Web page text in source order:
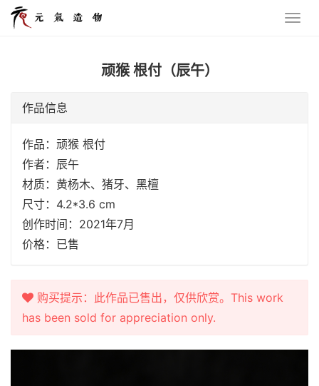
顽猴 根付（辰午）
作品信息
作品：顽猴 根付
作者：辰午
材质：黄杨木、猪牙、黑檀
尺寸：4.2*3.6 cm
创作时间：2021年7月
价格：已售
购买提示：此作品已售出，仅供欣赏。This work
has been sold for appreciation only.